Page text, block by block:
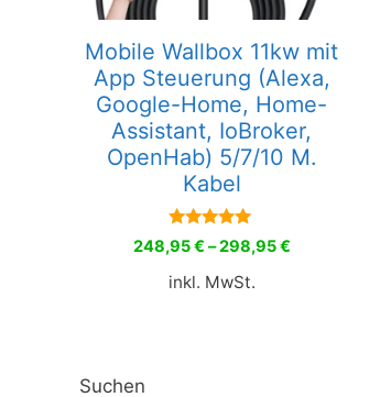
Mobile Wallbox 11kw mit
App Steuerung (Alexa,
Google-Home, Home-
Assistant, IoBroker,
OpenHab) 5/7/10 M.
Kabel
5.00
von 5
248,95€ –298,95€
inkl. MwSt.
Suchen